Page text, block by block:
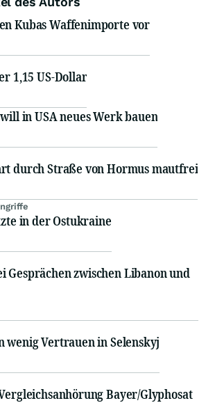
Kubas Waffenimporte vor
1,15 US-Dollar
in USA neues Werk bauen
durch Straße von Hormus mautfrei
in der Ostukraine
Gesprächen zwischen Libanon und
wenig Vertrauen in Selenskyj
Bayer/Glyphosat